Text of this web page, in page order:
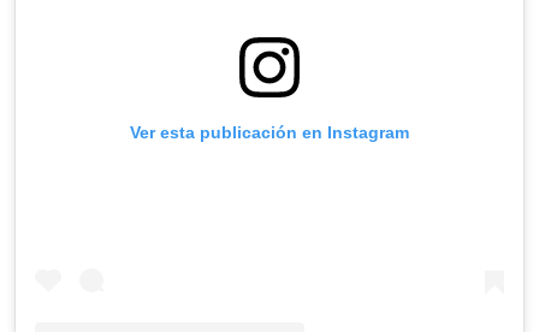
Ver esta publicación en Instagram